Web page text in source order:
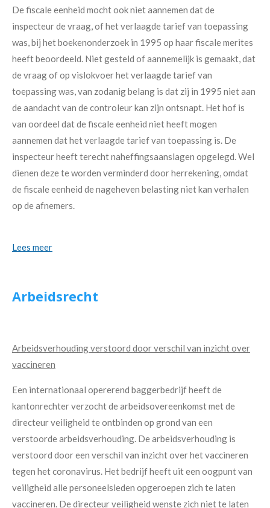
De fiscale eenheid mocht ook niet aannemen dat de
inspecteur de vraag, of het verlaagde tarief van toepassing
was, bij het boekenonderzoek in 1995 op haar fiscale merites
heeft beoordeeld. Niet gesteld of aannemelijk is gemaakt, dat
de vraag of op vislokvoer het verlaagde tarief van
toepassing was, van zodanig belang is dat zij in 1995 niet aan
de aandacht van de controleur kan zijn ontsnapt. Het hof is
van oordeel dat de fiscale eenheid niet heeft mogen
aannemen dat het verlaagde tarief van toepassing is. De
inspecteur heeft terecht naheffingsaanslagen opgelegd. Wel
dienen deze te worden verminderd door herrekening, omdat
de fiscale eenheid de nageheven belasting niet kan verhalen
op de afnemers.
Lees meer
Arbeidsrecht
Arbeidsverhouding verstoord door verschil van inzicht over
vaccineren
Een internationaal opererend baggerbedrijf heeft de
kantonrechter verzocht de arbeidsovereenkomst met de
directeur veiligheid te ontbinden op grond van een
verstoorde arbeidsverhouding. De arbeidsverhouding is
verstoord door een verschil van inzicht over het vaccineren
tegen het coronavirus. Het bedrijf heeft uit een oogpunt van
veiligheid alle personeelsleden opgeroepen zich te laten
vaccineren. De directeur veiligheid wenste zich niet te laten